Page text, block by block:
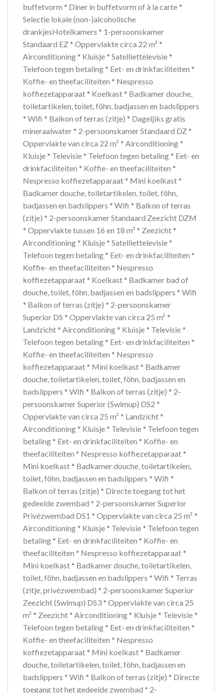
buffetvorm * Diner in buffetvorm of à la carte *
Selectie lokale (non-)alcoholische
drankjesHotelkamers * 1-persoonskamer
Standaard EZ * Oppervlakte circa 22 m² *
Airconditioning * Kluisje * Satelliettelevisie *
Telefoon tegen betaling * Eet- en drinkfaciliteiten *
Koffie- en theefaciliteiten * Nespresso
koffiezetapparaat * Koelkast * Badkamer douche,
toiletartikelen, toilet, föhn, badjassen en badslippers
* Wifi * Balkon of terras (zitje) * Dageljiks gratis
mineraalwater * 2-persoonskamer Standaard DZ *
Oppervlakte van circa 22 m² * Airconditioning *
Kluisje * Televisie * Telefoon tegen betaling * Eet- en
drinkfaciliteiten * Koffie- en theefaciliteiten *
Nespresso koffiezetapparaat * Mini koelkast *
Badkamer douche, toiletartikelen, toilet, föhn,
badjassen en badslippers * Wifi * Balkon of terras
(zitje) * 2-persoonskamer Standaard Zeezicht DZM
* Oppervlakte tussen 16 en 18 m² * Zeezicht *
Airconditioning * Kluisje * Satelliettelevisie *
Telefoon tegen betaling * Eet- en drinkfaciliteiten *
Koffie- en theefaciliteiten * Nespresso
koffiezetapparaat * Koelkast * Badkamer bad of
douche, toilet, föhn, badjassen en badslippers * Wifi
* Balkon of terras (zitje) * 2-persoonskamer
Superior DS * Oppervlakte van circa 25 m² *
Landzicht * Airconditioning * Kluisje * Televisie *
Telefoon tegen betaling * Eet- en drinkfaciliteiten *
Koffie- en theefaciliteiten * Nespresso
koffiezetapparaat * Mini koelkast * Badkamer
douche, toiletartikelen, toilet, föhn, badjassen en
badslippers * Wifi * Balkon of terras (zitje) * 2-
persoonskamer Superior (Swimup) DS2 *
Oppervlakte van circa 25 m² * Landzicht *
Airconditioning * Kluisje * Televisie * Telefoon tegen
betaling * Eet- en drinkfaciliteiten * Koffie- en
theefaciliteiten * Nespresso koffiezetapparaat *
Mini koelkast * Badkamer douche, toiletartikelen,
toilet, föhn, badjassen en badslippers * Wifi *
Balkon of terras (zitje) * Directe toegang tot het
gedeelde zwembad * 2-persoonskamer Superior
Privézwembad DS1 * Oppervlakte van circa 25 m² *
Airconditioning * Kluisje * Televisie * Telefoon tegen
betaling * Eet- en drinkfaciliteiten * Koffie- en
theefaciliteiten * Nespresso koffiezetapparaat *
Mini koelkast * Badkamer douche, toiletartikelen,
toilet, föhn, badjassen en badslippers * Wifi * Terras
(zitje, privézwembad) * 2-persoonskamer Superior
Zeezicht (Swimup) DS3 * Oppervlakte van circa 25
m² * Zeezicht * Airconditioning * Kluisje * Televisie *
Telefoon tegen betaling * Eet- en drinkfaciliteiten *
Koffie- en theefaciliteiten * Nespresso
koffiezetapparaat * Mini koelkast * Badkamer
douche, toiletartikelen, toilet, föhn, badjassen en
badslippers * Wifi * Balkon of terras (zitje) * Directe
toegang tot het gedeelde zwembad * 2-